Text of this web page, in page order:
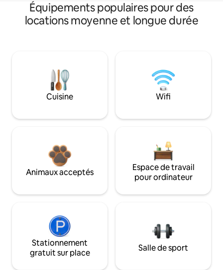
Équipements populaires pour des
locations moyenne et longue durée
Cuisine Wifi
Animaux acceptés
Espace de travail
pour ordinateur
Stationnement
gratuit sur place
Salle de sport